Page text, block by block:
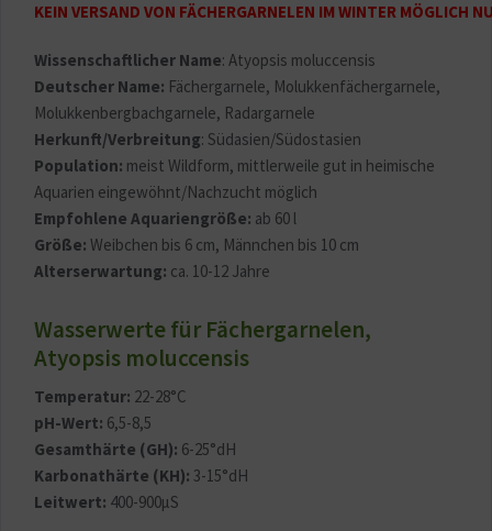
KEIN VERSAND VON FÄCHERGARNELEN IM WINTER MÖGLICH
Wissenschaftlicher Name: Atyopsis moluccensis
Deutscher Name: Fächergarnele, Molukkenfächergarnele,
Molukkenbergbachgarnele, Radargarnele
Herkunft/Verbreitung: Südasien/Südostasien
Population: meist Wildform, mittlerweile gut in heimische
Aquarien eingewöhnt/Nachzucht möglich
Empfohlene Aquariengröße: ab 60 l
Größe: Weibchen bis 6 cm, Männchen bis 10 cm
Alterserwartung: ca. 10-12 Jahre
Wasserwerte für Fächergarnelen,
Atyopsis moluccensis
Temperatur: 22-28°C
pH-Wert: 6,5-8,5
Gesamthärte (GH): 6-25°dH
Karbonathärte (KH): 3-15°dH
Leitwert: 400-900µS